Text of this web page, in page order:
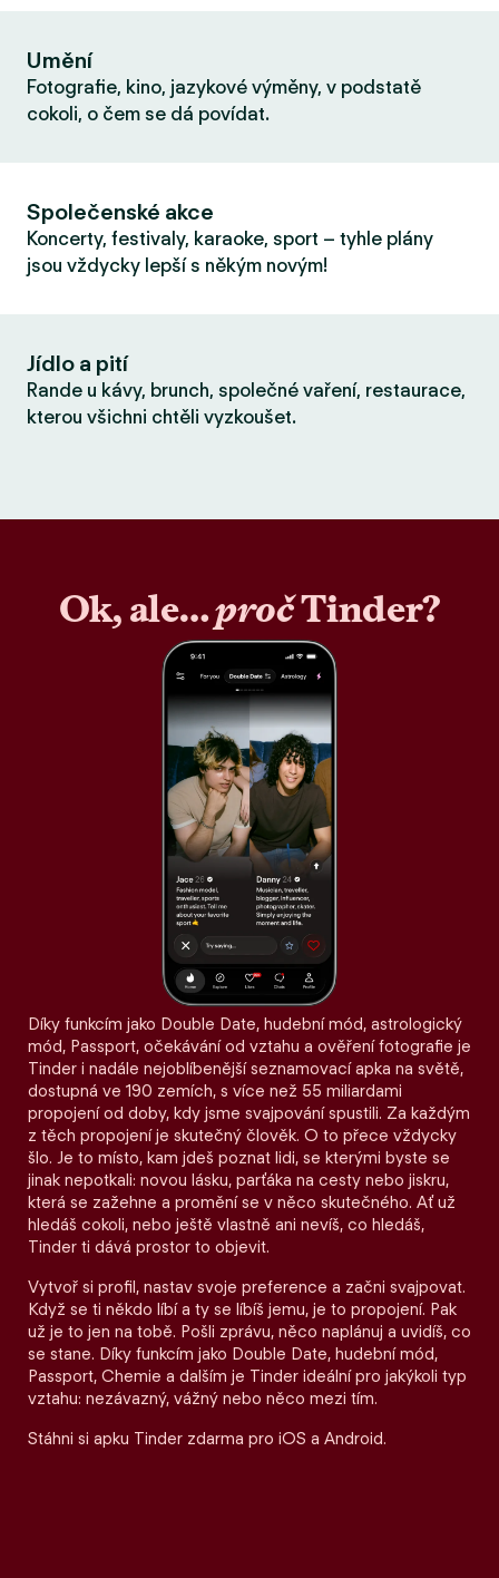
Umění
Fotografie, kino, jazykové výměny, v podstatě
cokoli, o čem se dá povídat.
Společenské akce
Koncerty, festivaly, karaoke, sport – tyhle plány
jsou vždycky lepší s někým novým!
Jídlo a pití
Rande u kávy, brunch, společné vaření, restaurace,
kterou všichni chtěli vyzkoušet.
Ok, ale…pročTinder?
Díky funkcím jako Double Date, hudební mód, astrologický
mód, Passport, očekávání od vztahu a ověření fotografie je
Tinder i nadále nejoblíbenější seznamovací apka na světě,
dostupná ve 190 zemích, s více než 55 miliardami
propojení od doby, kdy jsme svajpování spustili. Za každým
z těch propojení je skutečný člověk. O to přece vždycky
šlo. Je to místo, kam jdeš poznat lidi, se kterými byste se
jinak nepotkali: novou lásku, parťáka na cesty nebo jiskru,
která se zažehne a promění se v něco skutečného. Ať už
hledáš cokoli, nebo ještě vlastně ani nevíš, co hledáš,
Tinder ti dává prostor to objevit.
Vytvoř si profil, nastav svoje preference a začni svajpovat.
Když se ti někdo líbí a ty se líbíš jemu, je to propojení. Pak
už je to jen na tobě. Pošli zprávu, něco naplánuj a uvidíš, co
se stane. Díky funkcím jako Double Date, hudební mód,
Passport, Chemie a dalším je Tinder ideální pro jakýkoli typ
vztahu: nezávazný, vážný nebo něco mezi tím.
Stáhni si apku Tinder zdarma pro iOS a Android.